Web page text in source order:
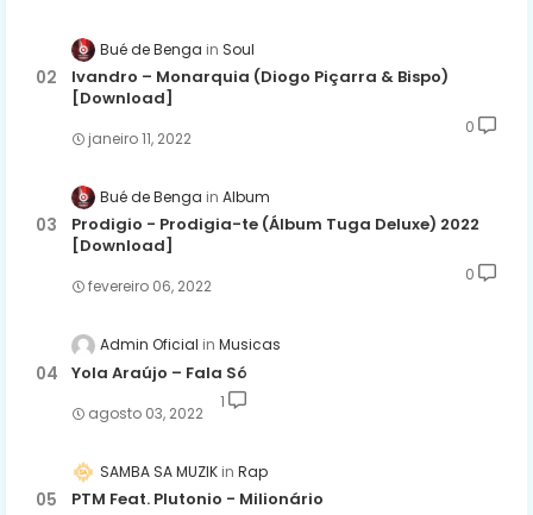
Bué de Benga Soul
Ivandro – Monarquia (Diogo Piçarra & Bispo)
[Download]
janeiro 11, 2022
0
Bué de Benga Album
Prodigio - Prodigia-te (Álbum Tuga Deluxe) 2022
[Download]
fevereiro 06, 2022
0
Admin Oficial Musicas
Yola Araújo – Fala Só
agosto 03, 2022
1
SAMBA SA MUZIK Rap
PTM Feat. Plutonio - Milionário